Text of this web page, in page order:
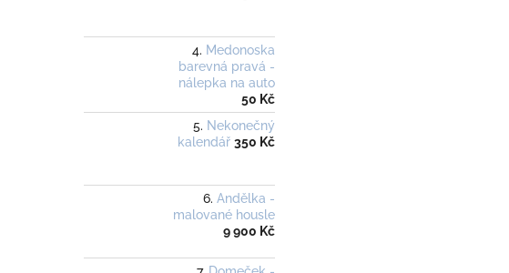
Medonoska
barevná pravá -
nálepka na auto
50 Kč
Nekonečný
kalendář 350 Kč
Andělka -
malované housle
9 900 Kč